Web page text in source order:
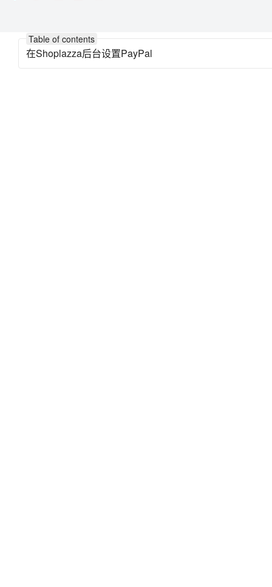
Table of contents
在Shoplazza后台设置PayPal